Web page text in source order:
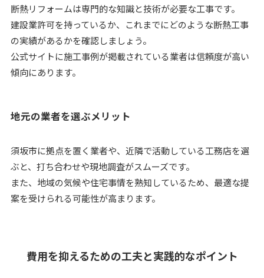
断熱リフォームは専門的な知識と技術が必要な工事です。
建設業許可を持っているか、これまでにどのような断熱工事
の実績があるかを確認しましょう。
公式サイトに施工事例が掲載されている業者は信頼度が高い
傾向にあります。
地元の業者を選ぶメリット
須坂市に拠点を置く業者や、近隣で活動している工務店を選
ぶと、打ち合わせや現地調査がスムーズです。
また、地域の気候や住宅事情を熟知しているため、最適な提
案を受けられる可能性が高まります。
費用を抑えるための工夫と実践的なポイント